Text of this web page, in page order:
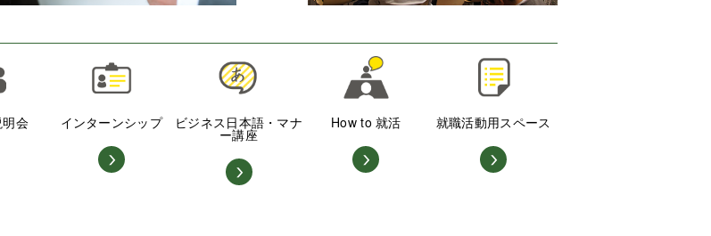
会 インターンシップ ビジネス日本語・マナ
ー講座
How to 就活 就職活動用スペース